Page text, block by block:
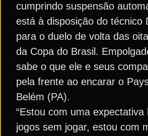
cumprindo suspensão
está à disposição do técnico
para o duelo de volta das
da Copa do Brasil.
sabe o que ele e seus
pela frente ao encarar o
Belém (PA).
“Estou com uma expectativa
jogos sem jogar, estou com